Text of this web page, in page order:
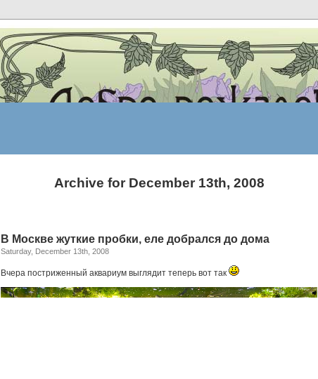
Archive for December 13th, 2008
В Москве жуткие пробки, еле добрался до дома
Saturday, December 13th, 2008
Вчера постриженный аквариум выглядит теперь вот так